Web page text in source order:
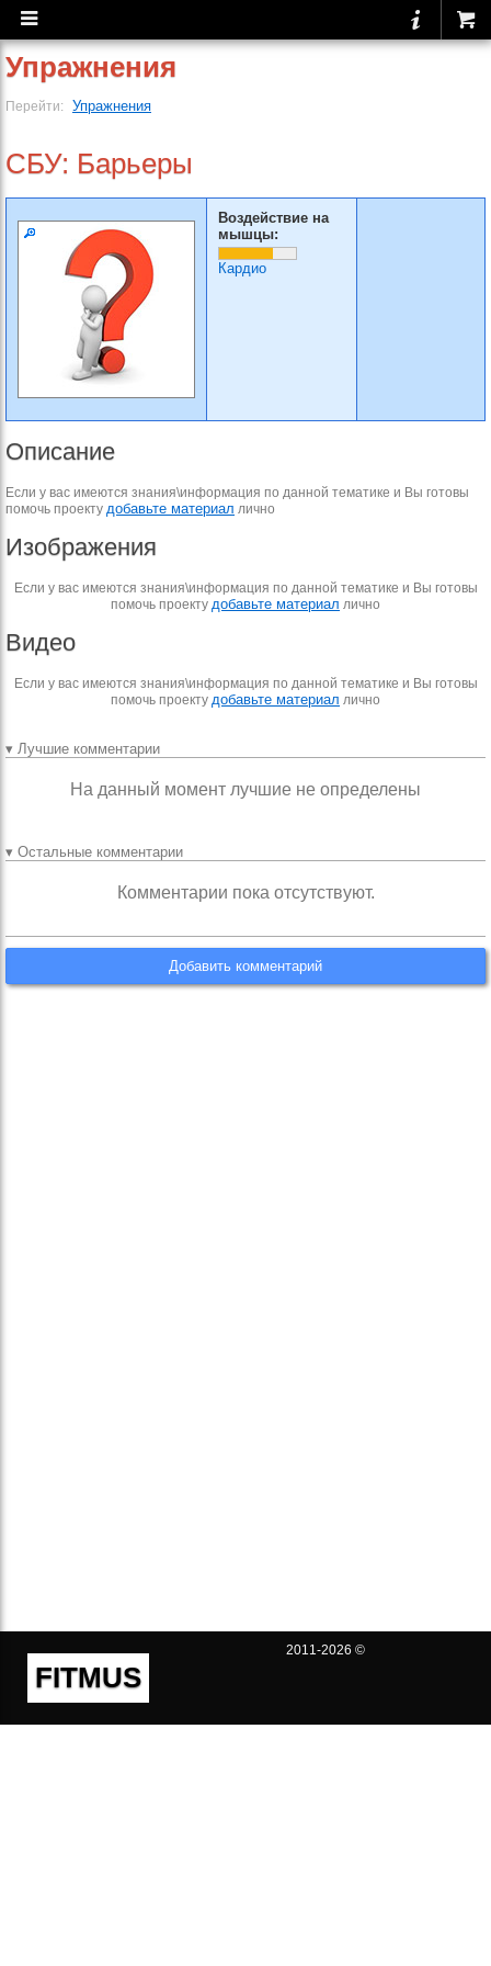
Упражнения
Перейти: Упражнения
СБУ: Барьеры
Воздействие на
мышцы:
Кардио
Описание
Если у вас имеются знания\информация по данной тематике и Вы готовы
помочь проекту добавьте материал лично
Изображения
Если у вас имеются знания\информация по данной тематике и Вы готовы
помочь проекту добавьте материал лично
Видео
Если у вас имеются знания\информация по данной тематике и Вы готовы
помочь проекту добавьте материал лично
▾ Лучшие комментарии
На данный момент лучшие не определены
▾ Остальные комментарии
Комментарии пока отсутствуют.
Добавить комментарий
FITMUS
2011-2026 ©